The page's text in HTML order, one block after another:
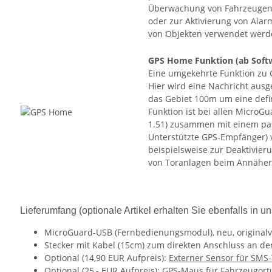
Überwachung von
oder zur Aktivierung von
von Objekten verwendet
GPS Home Funktion (ab
Eine umgekehrte Funktion zu
Hier wird eine Nachricht
das Gebiet 100m um eine
Funktion ist bei allen
1.51) zusammen mit einem
Unterstützte GPS-
beispielsweise zur
von Toranlagen beim
Lieferumfang (optionale Artikel erhalten Sie ebenfalls in
MicroGuard-USB (Fernbedienungsmodul), neu,
Stecker mit Kabel (15cm) zum direkten Anschluss an
Optional (14,90 EUR Aufpreis): Externer Sensor für